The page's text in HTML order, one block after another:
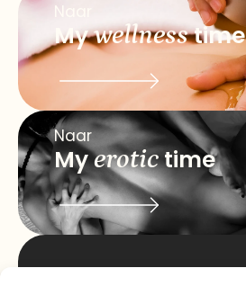
Naar
Mywellnesstime
Naar
Myerotictime